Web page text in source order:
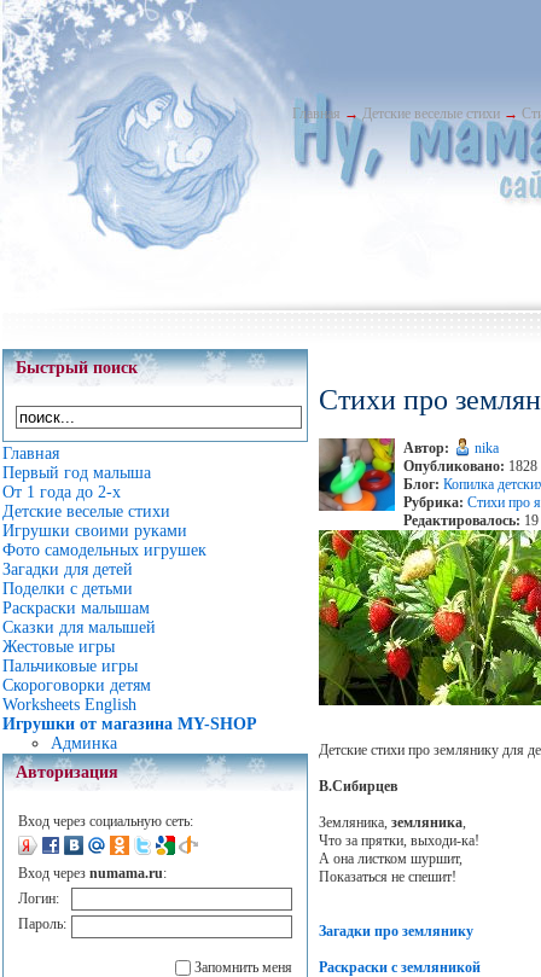
Главная → Детские веселые стихи →
Быстрый поиск
Главная
Первый год малыша
От 1 года до 2-х
Детские веселые стихи
Игрушки своими руками
Фото самодельных игрушек
Загадки для детей
Поделки с детьми
Раскраски малышам
Сказки для малышей
Жестовые игры
Пальчиковые игры
Скороговорки детям
Worksheets English
Игрушки от магазина MY-SHOP
Админка
Авторизация
Вход через социальную сеть:
Вход через numama.ru:
Логин:
Пароль:
Запомнить меня
Стихи про
Автор:
nika
Опубликовано: 1828
Блог: Копилка
Рубрика: Стихи про
Редактировалось:
Детские стихи про землянику для
В.Сибирцев
Земляника, земляника,
Что за прятки, выходи-ка!
А она листком шуршит,
Показаться не спешит!
Загадки про землянику
Раскраски с земляникой